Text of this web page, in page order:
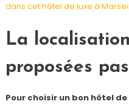
dans cet hôtel de luxe à
La
proposées
Pour choisir un bon hôtel